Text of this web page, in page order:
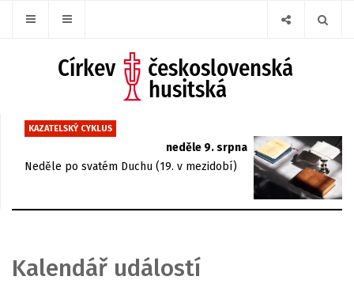
KAZATELSKÝ CYKLUS
neděle 9. srpna
Neděle po svatém Duchu (19. v mezidobí)
Kalendář událostí